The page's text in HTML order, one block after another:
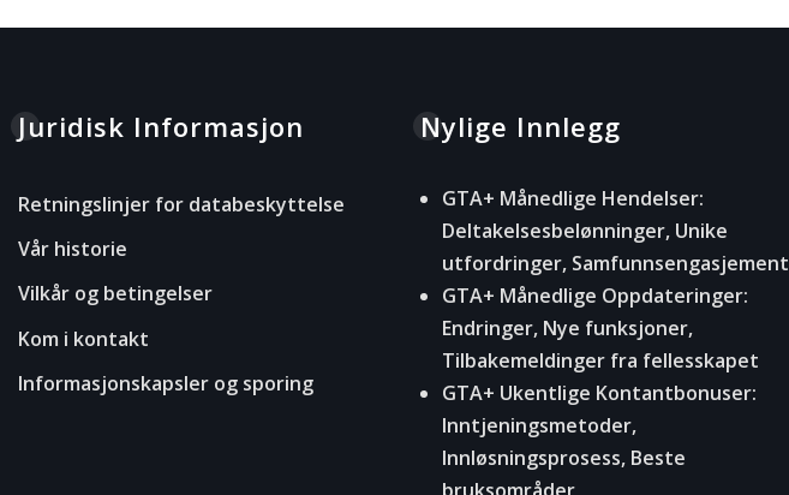
Juridisk Informasjon
Retningslinjer for databeskyttelse
Vår historie
Vilkår og betingelser
Kom i kontakt
Informasjonskapsler og sporing
Nylige Innlegg
GTA+ Månedlige Hendelser:
Deltakelsesbelønninger, Unike
utfordringer, Samfunnsengasjement
GTA+ Månedlige Oppdateringer:
Endringer, Nye funksjoner,
Tilbakemeldinger fra fellesskapet
GTA+ Ukentlige Kontantbonuser:
Inntjeningsmetoder,
Innløsningsprosess, Beste
bruksområder